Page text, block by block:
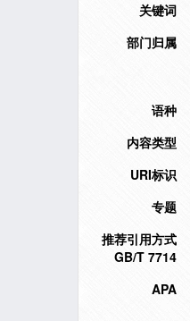
关键词
部门归属
语种
内容类型
URI标识
专题
推荐引用方式
GB/T 7714
APA